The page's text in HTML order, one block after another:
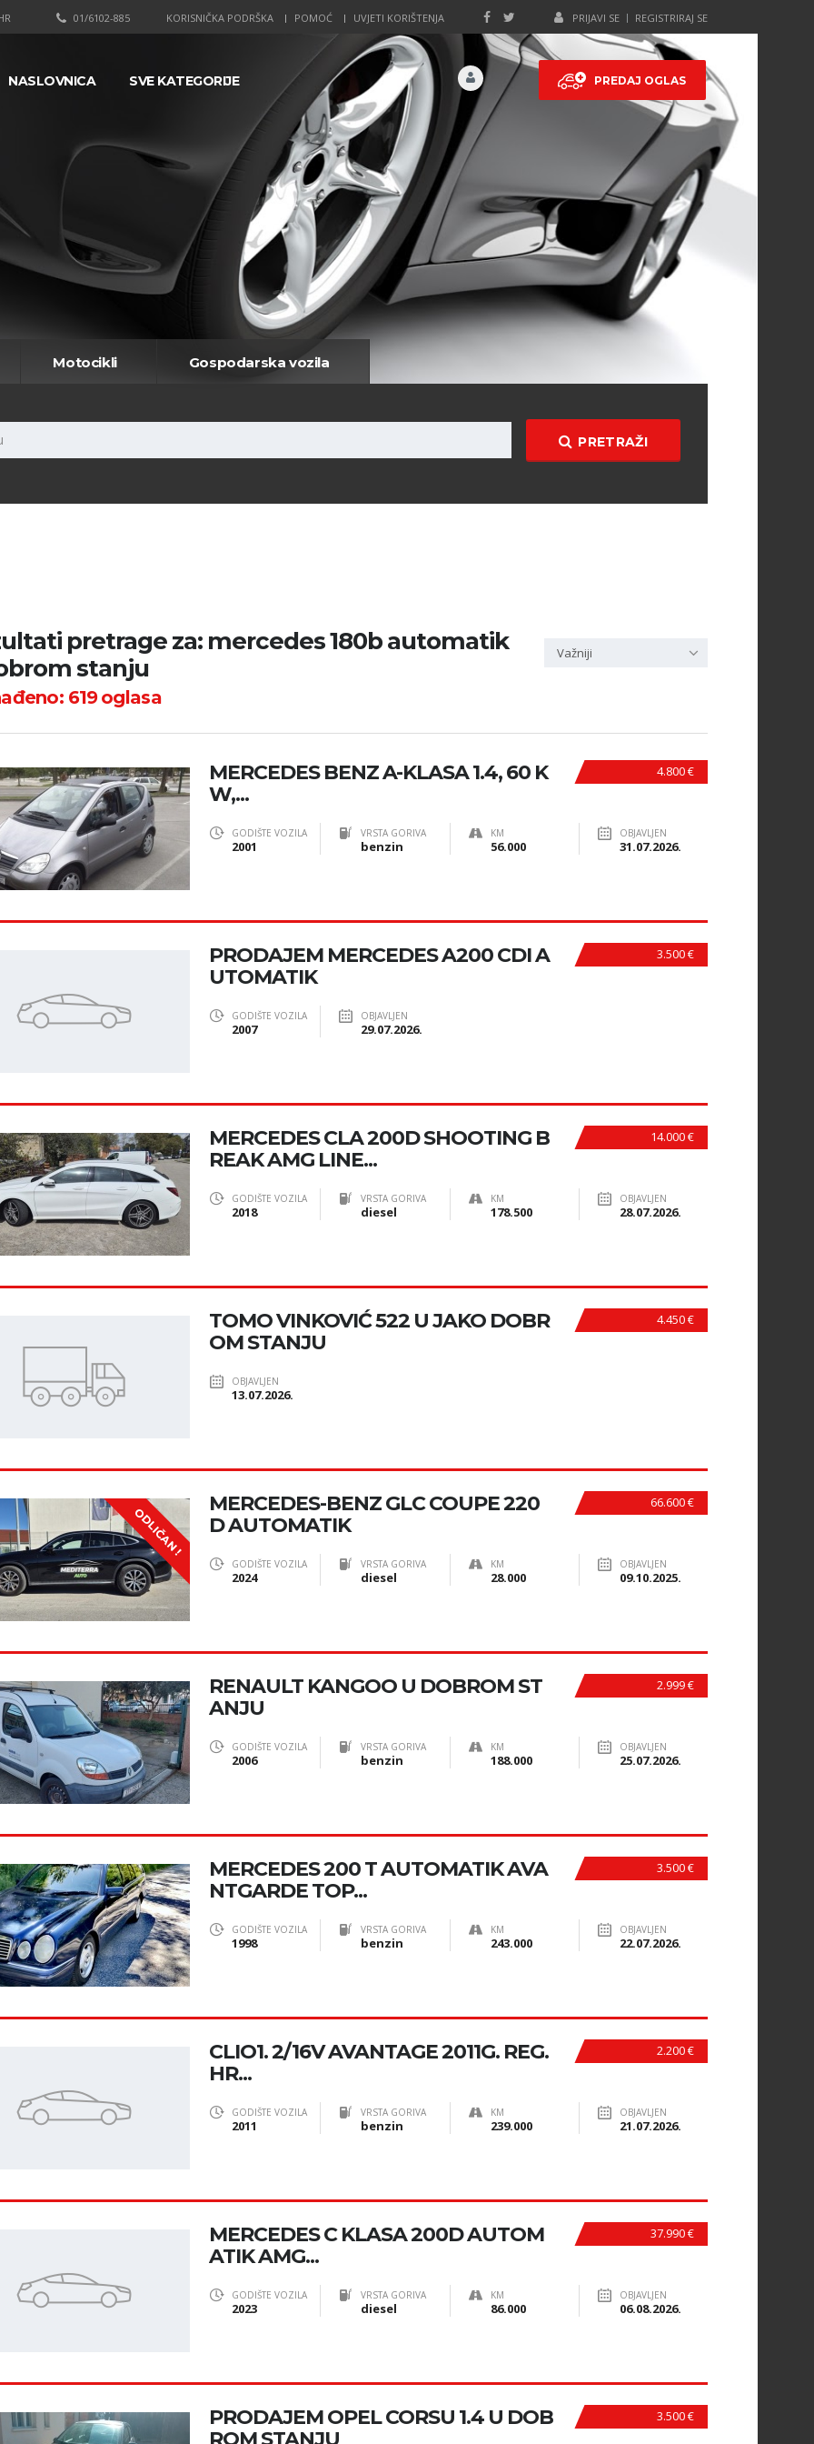
PRIJAVI SE REGISTRIRAJ SE
KORISNIČKA PODRŠKA POMOĆ UVJETI KORIŠTENJA
01/6102-885
PREDAJ OGLAS
NASLOVNICA SVE KATEGORIJE
Motocikli Gospodarska vozila
PRETRAŽI
pretrage za: mercedes 180b automatik
stanju
619oglasa
Važniji
4.800 €
MERCEDES BENZ A-KLASA 1.4, 60 K
W,...
GODIŠTE VOZILA
2001
VRSTA GORIVA
benzin
KM
56.000
OBJAVLJEN
31.07.2026.
3.500 €
PRODAJEM MERCEDES A200 CDI A
UTOMATIK
GODIŠTE VOZILA
2007
OBJAVLJEN
29.07.2026.
14.000 €
MERCEDES CLA 200D SHOOTING B
REAK AMG LINE...
GODIŠTE VOZILA
2018
VRSTA GORIVA
diesel
KM
178.500
OBJAVLJEN
28.07.2026.
4.450 €
TOMO VINKOVIĆ 522 U JAKO DOBR
OM STANJU
OBJAVLJEN
13.07.2026.
ODLIČAN !
66.600 €
MERCEDES-BENZ GLC COUPE 220
D AUTOMATIK
GODIŠTE VOZILA
2024
VRSTA GORIVA
diesel
KM
28.000
OBJAVLJEN
09.10.2025.
2.999 €
RENAULT KANGOO U DOBROM ST
ANJU
GODIŠTE VOZILA
2006
VRSTA GORIVA
benzin
KM
188.000
OBJAVLJEN
25.07.2026.
3.500 €
MERCEDES 200 T AUTOMATIK AVA
NTGARDE TOP...
GODIŠTE VOZILA
1998
VRSTA GORIVA
benzin
KM
243.000
OBJAVLJEN
22.07.2026.
2.200 €
CLIO1. 2/16V AVANTAGE 2011G. REG.
HR...
GODIŠTE VOZILA
2011
VRSTA GORIVA
benzin
KM
239.000
OBJAVLJEN
21.07.2026.
37.990 €
MERCEDES C KLASA 200D AUTOM
ATIK AMG...
GODIŠTE VOZILA
2023
VRSTA GORIVA
diesel
KM
86.000
OBJAVLJEN
06.08.2026.
3.500 €
PRODAJEM OPEL CORSU 1.4 U DOB
ROM STANJU